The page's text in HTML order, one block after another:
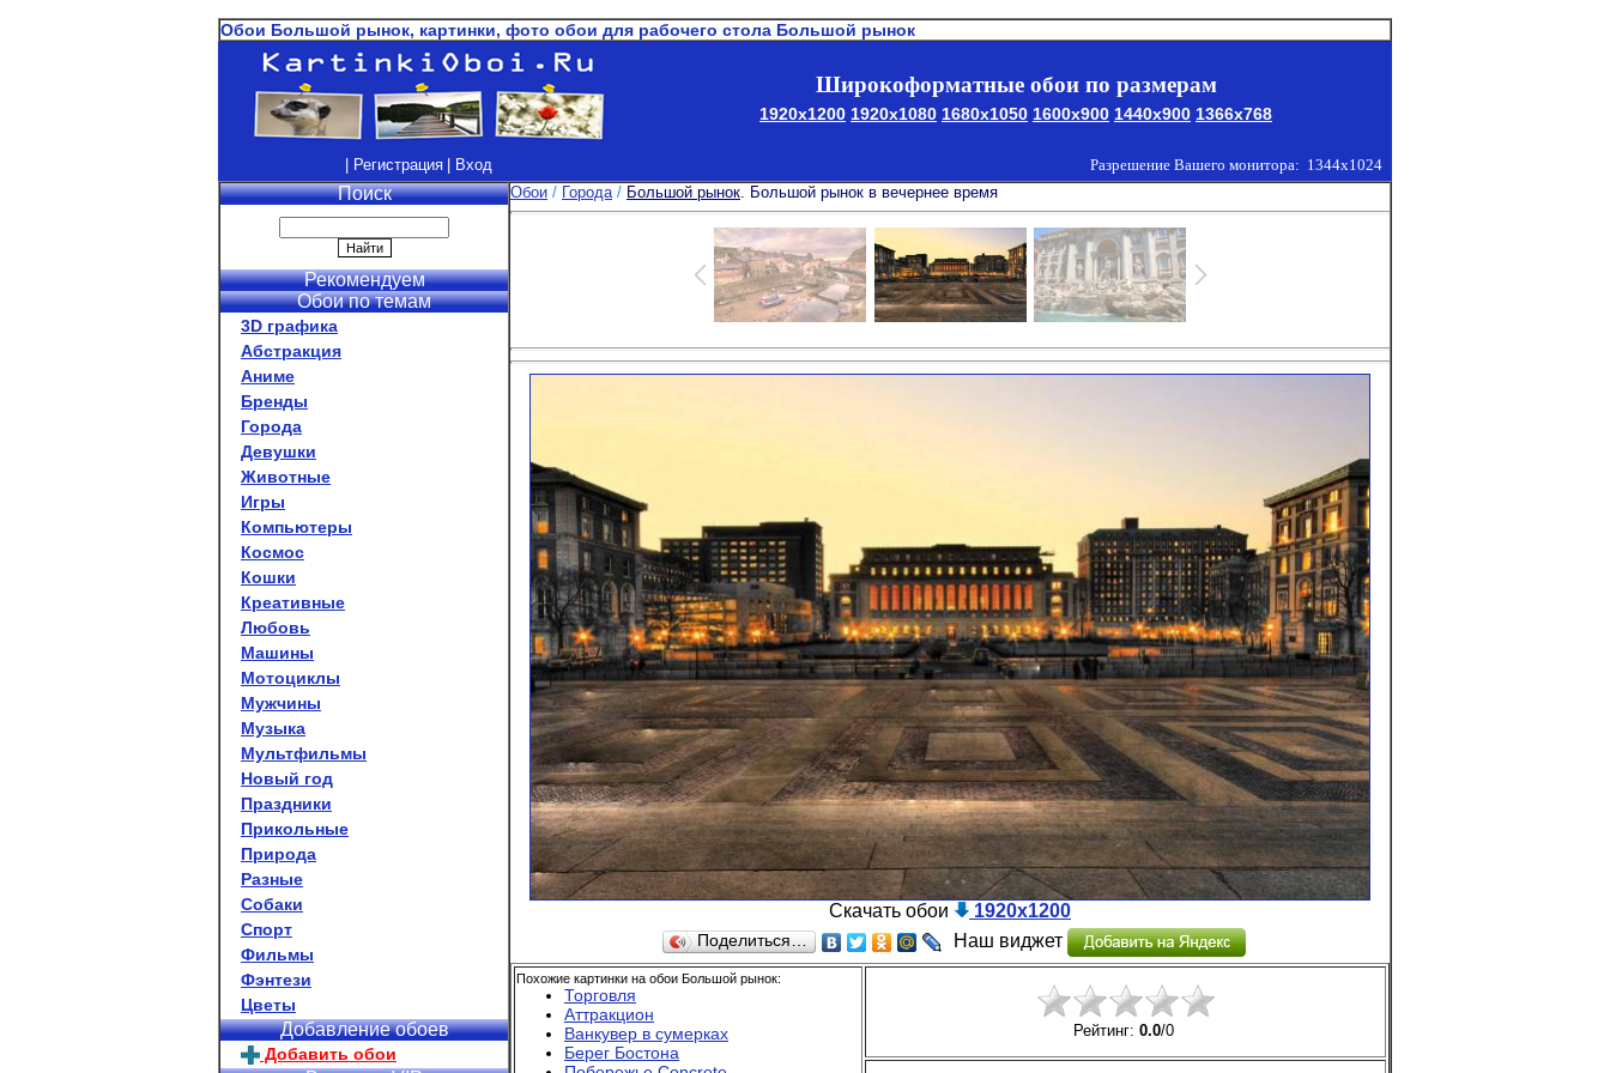
Обои Большой рынок, картинки, фото обои для рабочего стола Большой рынок
Широкоформатные обои по размерам
1920x1200 1920x1080 1680x1050 1600x900 1440x900 1366x768
| Регистрация | Вход Разрешение Вашего монитора: 1344x1024
Поиск
Рекомендуем
Обои по темам
3D графика
Абстракция
Аниме
Бренды
Города
Девушки
Животные
Игры
Компьютеры
Космос
Кошки
Креативные
Любовь
Машины
Мотоциклы
Мужчины
Музыка
Мультфильмы
Новый год
Праздники
Прикольные
Природа
Разные
Собаки
Спорт
Фильмы
Фэнтези
Цветы
Добавление обоев
Добавить обои
Обои / Города/ Большой рынок. Большой рынок в вечернее время
Скачать обои 1920x1200
Поделиться… Наш виджет
Похожие картинки на обои Большой рынок:
Торговля
Аттракцион
Ванкувер в сумерках
Берег Бостона
Рейтинг: 0.0/0